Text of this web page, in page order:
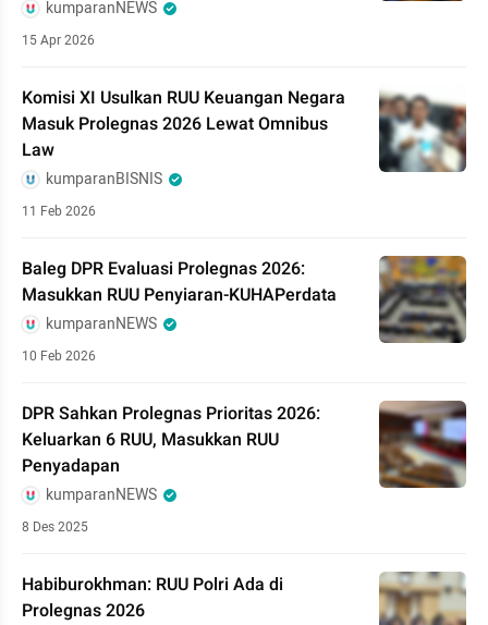
kumparanNEWS
15 Apr 2026
Komisi XI Usulkan RUU Keuangan Negara
Masuk Prolegnas 2026 Lewat Omnibus
Law
kumparanBISNIS
11 Feb 2026
Baleg DPR Evaluasi Prolegnas 2026:
Masukkan RUU Penyiaran-KUHAPerdata
kumparanNEWS
10 Feb 2026
DPR Sahkan Prolegnas Prioritas 2026:
Keluarkan 6 RUU, Masukkan RUU
Penyadapan
kumparanNEWS
8 Des 2025
Habiburokhman: RUU Polri Ada di
Prolegnas 2026